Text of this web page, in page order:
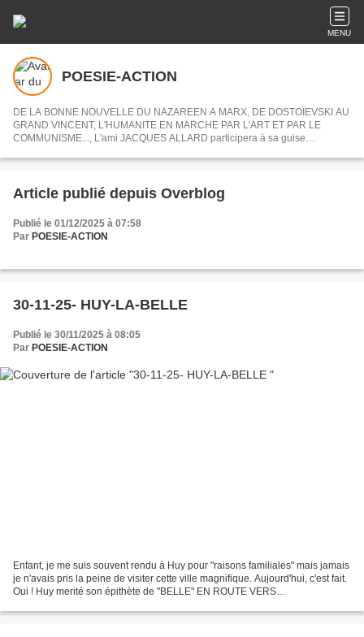
MENU
POESIE-ACTION
DE LA BONNE NOUVELLE DU NAZAREEN A MARX, DE DOSTOÏEVSKI AU
GRAND VINCENT, L'HUMANITE EN MARCHE PAR L'ART ET PAR LE
COMMUNISME..., L'ami JACQUES ALLARD participera à sa guise
articles choisis.
Article publié depuis Overblog
Publié le 01/12/2025 à 07:58
Par POESIE-ACTION
30-11-25- HUY-LA-BELLE
Publié le 30/11/2025 à 08:05
Par POESIE-ACTION
Enfant, je me suis souvent rendu à Huy pour "raisons familiales" mais jamais
je n'avais pris la peine de visiter cette ville magnifique. Aujourd'hui, c'est fait.
Oui ! Huy merité son épithète de "BELLE" EN ROUTE VERS